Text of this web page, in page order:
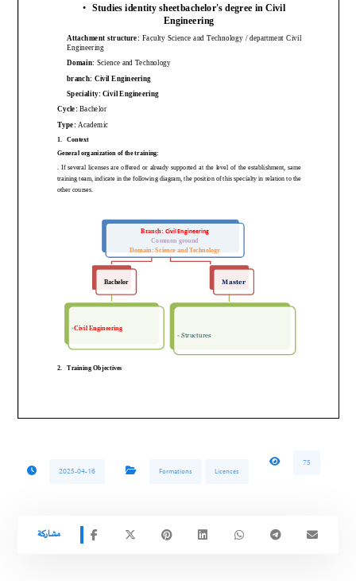
2025-04-16 Formations Licences
75